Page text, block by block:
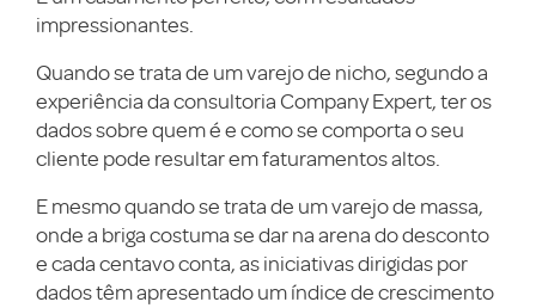
impressionantes.
Quando se trata de um varejo de nicho, segundo a
experiência da consultoria Company Expert, ter os
dados sobre quem é e como se comporta o seu
cliente pode resultar em faturamentos altos.
E mesmo quando se trata de um varejo de massa,
onde a briga costuma se dar na arena do desconto
e cada centavo conta, as iniciativas dirigidas por
dados têm apresentado um índice de crescimento